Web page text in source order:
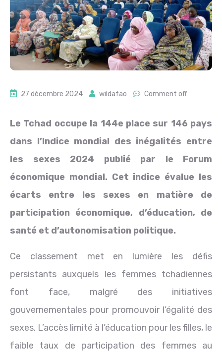
27 décembre 2024 wildafao Comment off
Le Tchad occupe la 144e place sur 146 pays
dans l’Indice mondial des inégalités entre
les sexes 2024 publié par le Forum
économique mondial. Cet indice évalue les
écarts entre les sexes en matière de
participation économique, d’éducation, de
santé et d’autonomisation politique.
Ce classement met en lumière les défis
persistants auxquels les femmes tchadiennes
font face, malgré des initiatives
gouvernementales pour promouvoir l’égalité des
sexes. L’accès limité à l’éducation pour les filles, le
faible taux de participation des femmes au